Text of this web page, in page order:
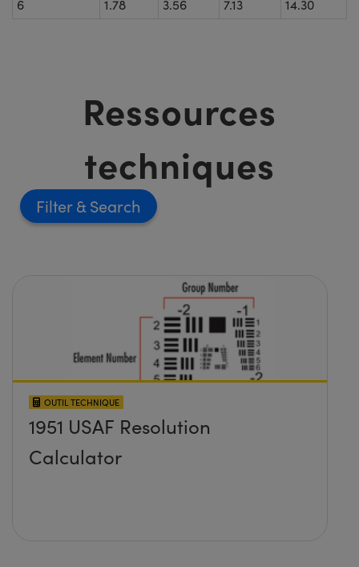
6
1.78 3.56 7.13 14.30
Ressources
techniques
Filter
OUTIL TECHNIQUE
1951 USAF Resolution
Calculator